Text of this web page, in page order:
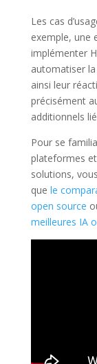
Les cas
exemple, une
implémenter
automatiser
ainsi leur
précisément
additionnels
Pour se
plateformes
solutions,
que le
open source
meilleures IA